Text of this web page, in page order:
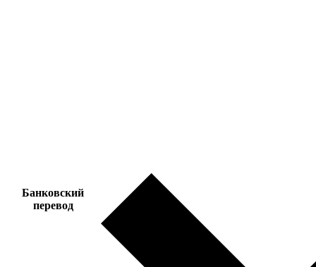
Банковский
перевод